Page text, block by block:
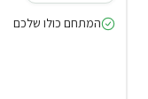
המתחם כולו שלכם